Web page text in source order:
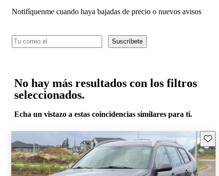
Notifíquenme cuando haya bajadas de precio o nuevos avisos
Suscríbete
No hay más resultados con los filtros
seleccionados.
Echa un vistazo a estas coincidencias similares para ti.